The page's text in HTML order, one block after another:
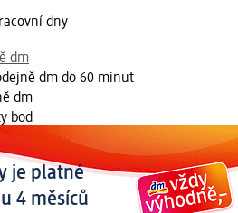
dny
dm
dm do 60 minut
dm
bod
je platné
4 měsíců